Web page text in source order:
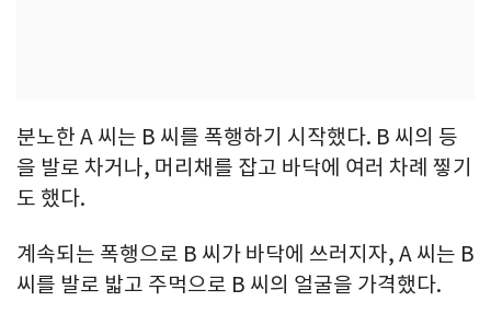
분노한 A 씨는 B 씨를 폭행하기 시작했다. B 씨의 등
을 발로 차거나, 머리채를 잡고 바닥에 여러 차례 찧기
도 했다.
계속되는 폭행으로 B 씨가 바닥에 쓰러지자, A 씨는 B
씨를 발로 밟고 주먹으로 B 씨의 얼굴을 가격했다.